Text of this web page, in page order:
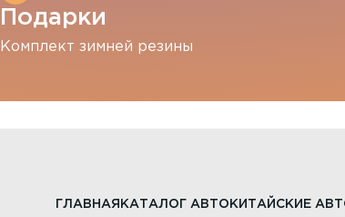
Подарки
Комплект зимней резины
ГЛАВНАЯ КАТАЛОГ АВТО КИТАЙСКИЕ